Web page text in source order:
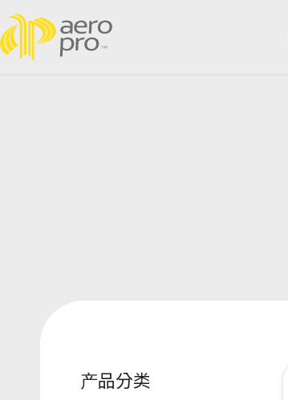
产品分类